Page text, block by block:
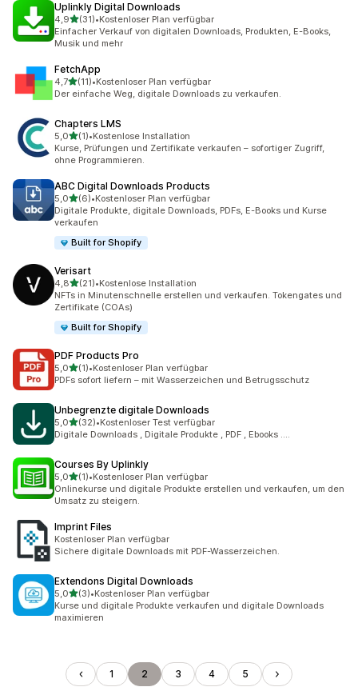
Uplinkly Digital Downloads
4,9von 5 Sternen
(31)
31 Rezensionen insgesamt
•Kostenloser Plan verfügbar
Einfacher Verkauf von digitalen Downloads, Produkten, E-Books,
Musik und mehr
FetchApp
4,7von 5 Sternen
(11)
11 Rezensionen insgesamt
•Kostenloser Plan verfügbar
Der einfache Weg, digitale Downloads zu verkaufen.
Chapters LMS
5,0von 5 Sternen
(1)
1 Rezensionen insgesamt
•Kostenlose Installation
Kurse, Prüfungen und Zertifikate verkaufen – sofortiger Zugriff,
ohne Programmieren.
ABC Digital Downloads Products
5,0von 5 Sternen
(6)
6 Rezensionen insgesamt
•Kostenloser Plan verfügbar
Digitale Produkte, digitale Downloads, PDFs, E-Books und Kurse
verkaufen
Built for Shopify
Verisart
4,8von 5 Sternen
(21)
21 Rezensionen insgesamt
•Kostenlose Installation
NFTs in Minutenschnelle erstellen und verkaufen. Tokengates und
Zertifikate (COAs)
Built for Shopify
PDF Products Pro
5,0von 5 Sternen
(1)
1 Rezensionen insgesamt
•Kostenloser Plan verfügbar
PDFs sofort liefern – mit Wasserzeichen und Betrugsschutz
Unbegrenzte digitale Downloads
5,0von 5 Sternen
(32)
32 Rezensionen insgesamt
•Kostenloser Test verfügbar
Digitale Downloads , Digitale Produkte , PDF , Ebooks ....
Courses By Uplinkly
5,0von 5 Sternen
(1)
1 Rezensionen insgesamt
•Kostenloser Plan verfügbar
Onlinekurse und digitale Produkte erstellen und verkaufen, um den
Umsatz zu steigern.
Imprint Files
Kostenloser Plan verfügbar
Sichere digitale Downloads mit PDF-Wasserzeichen.
Extendons Digital Downloads
5,0von 5 Sternen
(3)
3 Rezensionen insgesamt
•Kostenloser Plan verfügbar
Kurse und digitale Produkte verkaufen und digitale Downloads
maximieren
1 2 3 4 5